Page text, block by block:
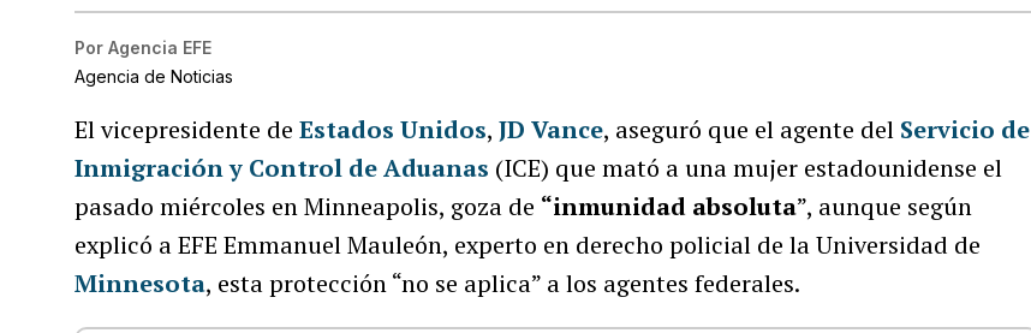
Por Agencia EFE
Agencia de Noticias
El vicepresidente deEstados Unidos,JD Vance, aseguró que el agente del Servicio de
Inmigración y Control de Aduanas (ICE) que mató a una mujer estadounidense el
pasado miércoles en Minneapolis, goza de “inmunidad absoluta”, aunque según
explicó a EFE Emmanuel Mauleón, experto en derecho policial de la Universidad de
Minnesota, esta protección “no se aplica” a los agentes federales.